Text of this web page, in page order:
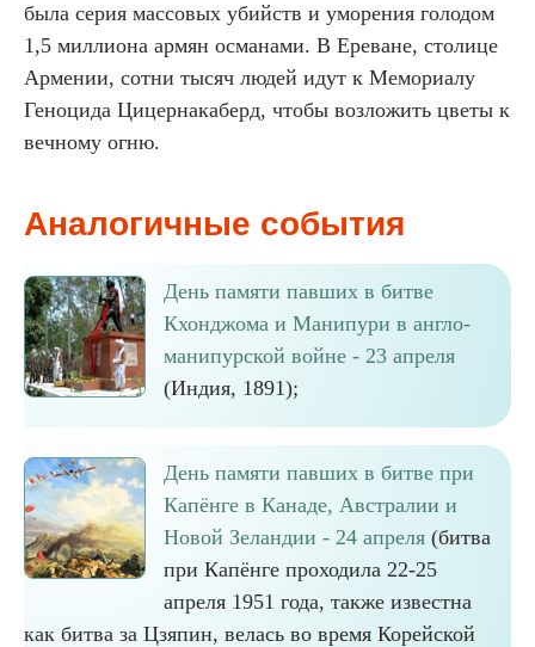
была серия массовых убийств и уморения голодом
1,5 миллиона армян османами. В Ереване, столице
Армении, сотни тысяч людей идут к Мемориалу
Геноцида Цицернакаберд, чтобы возложить цветы к
вечному огню.
Аналогичные события
День памяти павших в битве
Кхонджома и Манипури в англо-
манипурской войне - 23 апреля
(Индия, 1891);
День памяти павших в битве при
Капёнге в Канаде, Австралии и
Новой Зеландии - 24 апреля (битва
при Капёнге проходила 22-25
апреля 1951 года, также известна
как битва за Цзяпин, велась во время Корейской